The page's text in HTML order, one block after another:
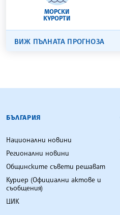
МОРСКИ
КУРОРТИ
ВИЖ ПЪЛНАТА ПРОГНОЗА
БЪЛГАРСКА
БЪЛГАРИЯ
Национални новини
Регионални новини
Общинските съвети решават
Куриер (Официални актове и
съобщения)
ЦИК